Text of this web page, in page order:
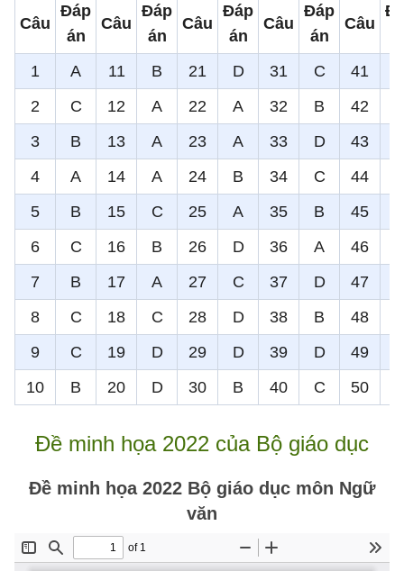
Câu
Đáp
án
Câu
Đáp
án
Câu
Đáp
án
Câu
Đáp
án
Câu
1
A 11 B 21 D 31 C 41
2
C 12 A 22 A 32 B 42
3
B 13 A 23 A 33 D 43
4
A 14 A 24 B 34 C 44
5
B 15 C 25 A 35 B 45
6
C 16 B 26 D 36 A 46
7
B 17 A 27 C 37 D 47
8
C 18 C 28 D 38 B 48
9
C 19 D 29 D 39 D 49
10
B 20 D 30 B 40 C 50
Đề minh họa 2022 của Bộ giáo dục
Đề minh họa 2022 Bộ giáo dục môn Ngữ
văn